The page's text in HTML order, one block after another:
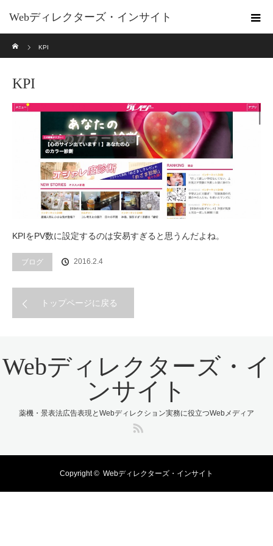
Webディレクターズ・インサイト
KPI
KPI
KPIをPV数に設定するのは安易すぎると思うんだよね。
ブログ 2016.2.4
トップページに戻る
Webディレクターズ・イ
ンサイト
薬機・景表法広告表現とWebディレクション実務に役立つWebメディア
Copyright © Webディレクターズ・インサイト